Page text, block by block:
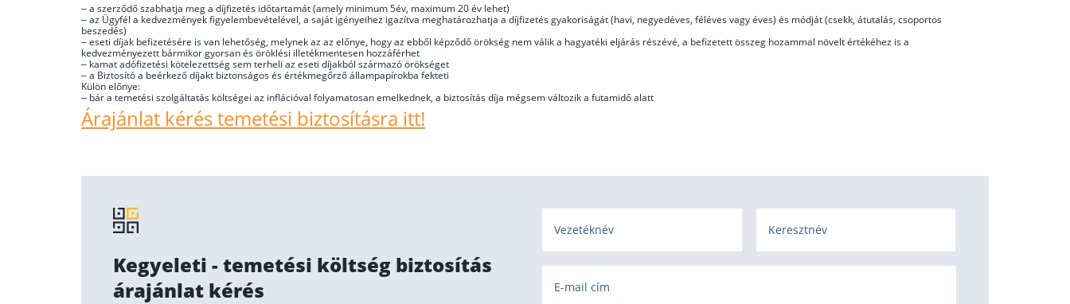
– a szerződő szabhatja meg a díjfizetés időtartamát (amely minimum 5év, maximum 20 év lehet)
– az Ügyfél a kedvezmények figyelembevételével, a saját igényeihez igazítva meghatározhatja a díjfizetés gyakoriságát (havi, negyedéves, féléves vagy éves) és módját (csekk, átutalás, csoportos
beszedés)
– eseti díjak befizetésére is van lehetőség, melynek az az előnye, hogy az ebből képződő örökség nem válik a hagyatéki eljárás részévé, a befizetett összeg hozammal növelt értékéhez is a
kedvezményezett bármikor gyorsan és öröklési illetékmentesen hozzáférhet
– kamat adófizetési kötelezettség sem terheli az eseti díjakból származó örökséget
– a Biztosító a beérkező díjakt biztonságos és értékmegőrző állampapírokba fekteti
Külön előnye:
– bár a temetési szolgáltatás költségei az inflációval folyamatosan emelkednek, a biztosítás díja mégsem változik a futamidő alatt
Árajánlat kérés temetési biztosításra itt!
Kegyeleti - temetési költség biztosítás
árajánlat kérés
Vezetéknév Keresztnév
E-mail cím